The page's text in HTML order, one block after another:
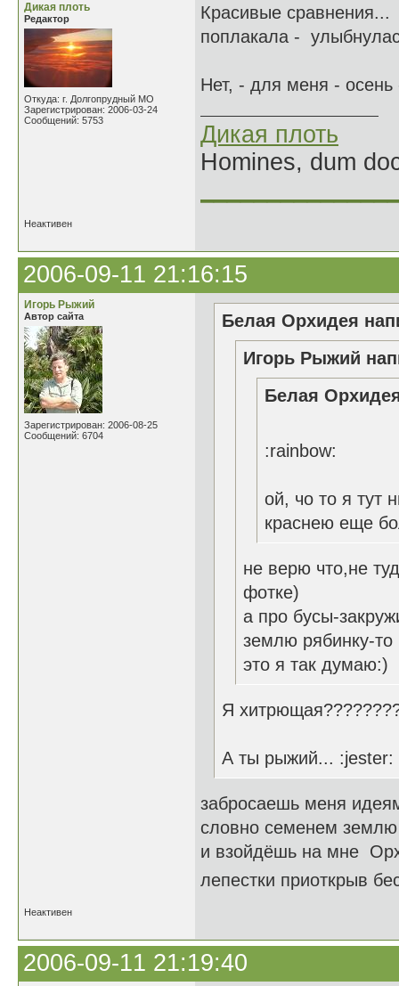
Дикая плоть
Редактор
Откуда: г. Долгопрудный МО
Зарегистрирован: 2006-03-24
Сообщений: 5753
Красивые сравнения...
поплакала -
Нет, - для меня -
Дикая плоть
Homines, dum
Неактивен
2006-09-11 21:16:15
Игорь Рыжий
Автор сайта
Зарегистрирован: 2006-08-25
Сообщений: 6704
Белая Орхидея
Игорь Рыжий
Белая
:rainbow:
ой, чо то я тут
краснею еще
не верю что,не
фотке)
а про бусы-
землю рябинку-
это я так думаю:)
Я
А ты рыжий... :jester:
забросаешь меня
словно семенем
и взойдёшь на мне
лепестки приоткрыв
Неактивен
2006-09-11 21:19:40